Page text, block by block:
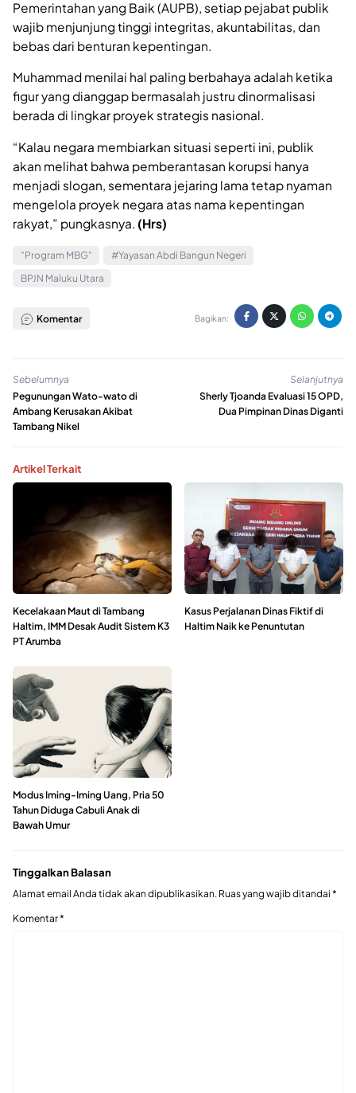
Pemerintahan yang Baik (AUPB), setiap pejabat publik
wajib menjunjung tinggi integritas, akuntabilitas, dan
bebas dari benturan kepentingan.
Muhammad menilai hal paling berbahaya adalah ketika
figur yang dianggap bermasalah justru dinormalisasi
berada di lingkar proyek strategis nasional.
“Kalau negara membiarkan situasi seperti ini, publik
akan melihat bahwa pemberantasan korupsi hanya
menjadi slogan, sementara jejaring lama tetap nyaman
mengelola proyek negara atas nama kepentingan
rakyat,” pungkasnya. (Hrs)
"Program MBG"
#Yayasan Abdi Bangun Negeri
BPJN Maluku Utara
Komentar Bagikan:
Sebelumnya
Pegunungan Wato-wato di
Ambang Kerusakan Akibat
Tambang Nikel
Selanjutnya
Sherly Tjoanda Evaluasi 15 OPD,
Dua Pimpinan Dinas Diganti
Artikel Terkait
Kecelakaan Maut di Tambang
Haltim, IMM Desak Audit Sistem K3
PT Arumba
Kasus Perjalanan Dinas Fiktif di
Haltim Naik ke Penuntutan
Modus Iming-Iming Uang, Pria 50
Tahun Diduga Cabuli Anak di
Bawah Umur
Tinggalkan Balasan
Alamat email Anda tidak akan dipublikasikan. Ruas yang wajib ditandai *
Komentar*